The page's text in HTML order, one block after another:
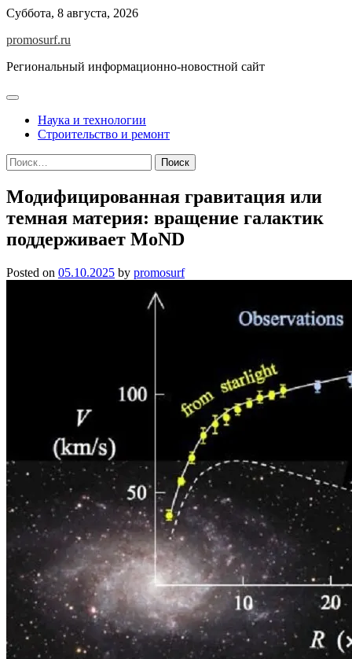
Skip
content
Суббота, 8 августа, 2026
promosurf.ru
Региональный информационно-новостной сайт
Наука и технологии
Строительство и ремонт
Найти:
Модифицированная гравитация или
темная материя: вращение галактик
поддерживает MoND
Posted on 05.10.2025 by promosurf